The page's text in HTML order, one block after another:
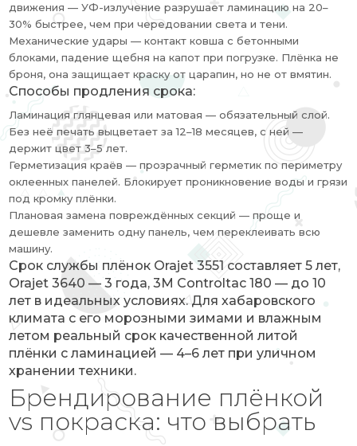
движения — УФ-излучение разрушает ламинацию на 20–
30% быстрее, чем при чередовании света и тени.
Механические удары — контакт ковша с бетонными
блоками, падение щебня на капот при погрузке. Плёнка не
броня, она защищает краску от царапин, но не от вмятин.
Способы продления срока:
Ламинация глянцевая или матовая — обязательный слой.
Без неё печать выцветает за 12–18 месяцев, с ней —
держит цвет 3–5 лет.
Герметизация краёв — прозрачный герметик по периметру
оклеенных панелей. Блокирует проникновение воды и грязи
под кромку плёнки.
Плановая замена повреждённых секций — проще и
дешевле заменить одну панель, чем переклеивать всю
машину.
Срок службы плёнок Orajet 3551 составляет 5 лет,
Orajet 3640 — 3 года, 3M Controltac 180 — до 10
лет в идеальных условиях. Для хабаровского
климата с его морозными зимами и влажным
летом реальный срок качественной литой
плёнки с ламинацией — 4–6 лет при уличном
хранении техники.
Брендирование плёнкой
vs покраска: что выбрать